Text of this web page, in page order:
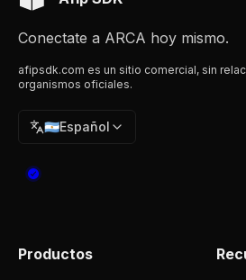
Conectate a ARCA hoy mismo.
afipsdk.com es un sitio comercial, sin
organismos oficiales.
🇦🇷Español
Productos